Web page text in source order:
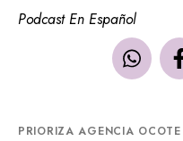
Podcast En Español
PRIORIZA AGENCIA